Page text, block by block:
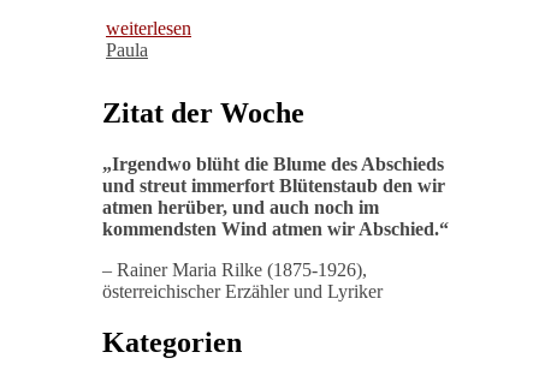
weiterlesen
Paula
Zitat der Woche
„Irgendwo blüht die Blume des Abschieds
und streut immerfort Blütenstaub den wir
atmen herüber, und auch noch im
kommendsten Wind atmen wir Abschied.“
– Rainer Maria Rilke (1875-1926),
österreichischer Erzähler und Lyriker
Kategorien